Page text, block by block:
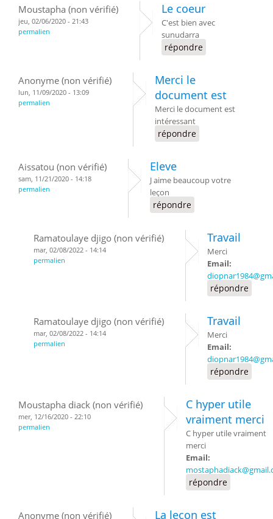
Moustapha (non vérifié)
jeu, 02/06/2020 - 21:43
permalien
Le coeur
C'est bien avec
sunudarra
répondre
Anonyme (non vérifié)
lun, 11/09/2020 - 13:09
permalien
Merci le
document est
Merci le document est
intéressant
répondre
Aissatou (non vérifié)
sam, 11/21/2020 - 14:18
permalien
Eleve
J aime beaucoup votre
leçon
répondre
Ramatoulaye djigo (non vérifié)
mar, 02/08/2022 - 14:14
permalien
Travail
Merci
Email:
répondre
Ramatoulaye djigo (non vérifié)
mar, 02/08/2022 - 14:14
permalien
Travail
Merci
Email:
répondre
Moustapha diack (non vérifié)
mer, 12/16/2020 - 22:10
permalien
C hyper utile
vraiment merci
C hyper utile vraiment
merci
Email:
répondre
Anonyme (non vérifié) La leçon est